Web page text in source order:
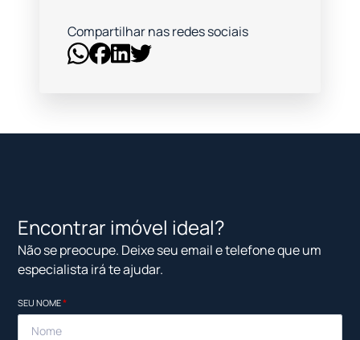
Compartilhar nas redes sociais
Encontrar imóvel ideal?
Não se preocupe. Deixe seu email e telefone que um
especialista irá te ajudar.
SEU NOME*